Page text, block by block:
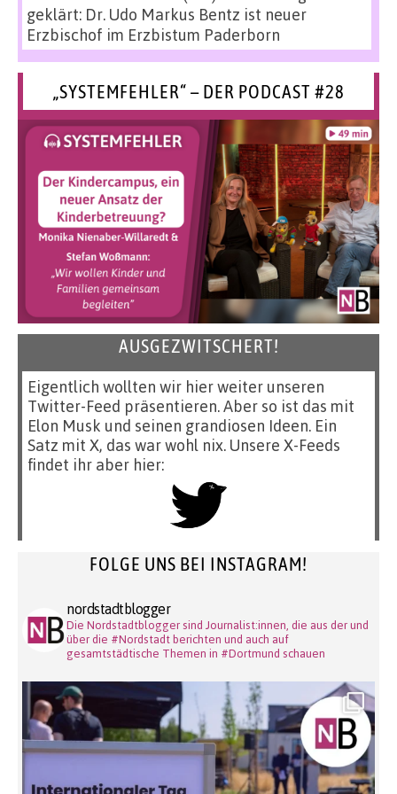
geklärt: Dr. Udo Markus Bentz ist neuer
Erzbischof im Erzbistum Paderborn
„SYSTEMFEHLER“ – DER PODCAST #28
AUSGEZWITSCHERT!
Eigentlich wollten wir hier weiter unseren
Twitter-Feed präsentieren. Aber so ist das mit
Elon Musk und seinen grandiosen Ideen. Ein
Satz mit X, das war wohl nix. Unsere X-Feeds
findet ihr aber hier:
FOLGE UNS BEI INSTAGRAM!
nordstadtblogger
Die Nordstadtblogger sind Journalist:innen, die aus der und
über die #Nordstadt berichten und auch auf
gesamtstädtische Themen in #Dortmund schauen